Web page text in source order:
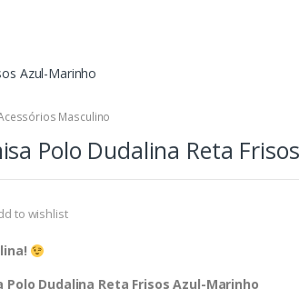
Azul-Marinho
Masculino
Polo Dudalina Reta
to wishlist
Polo Dudalina Reta Frisos Azul-Marinho